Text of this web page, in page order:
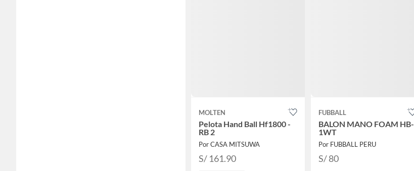
MOLTEN
Pelota Hand Ball Hf1800 -
RB 2
Por CASA MITSUWA
S/ 161.90
FUBBALL
BALON MANO FOAM HB-
1WT
Por FUBBALL PERU
S/ 80